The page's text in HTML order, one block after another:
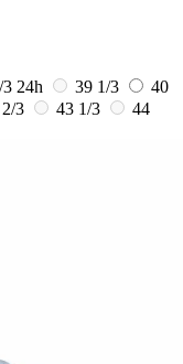
3 24h 39 1/3
40
3 43 1/3
44